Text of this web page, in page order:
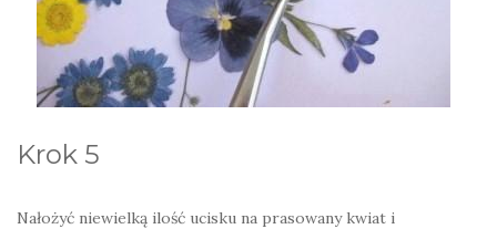
Krok 5
Nałożyć niewielką ilość ucisku na prasowany kwiat i